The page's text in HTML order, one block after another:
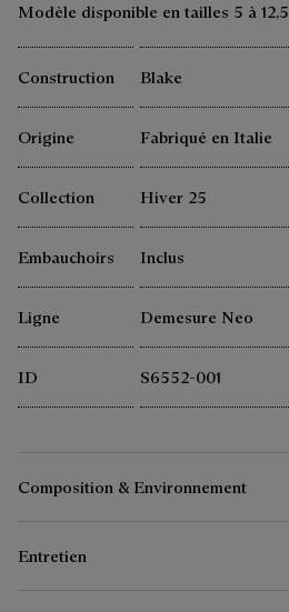
Modèle disponible en tailles 5 à 12,5
Construction Blake
Origine Fabriqué en Italie
Collection Hiver 25
Embauchoirs Inclus
Ligne Demesure Neo
ID S6552-001
Composition & Environnement
Entretien